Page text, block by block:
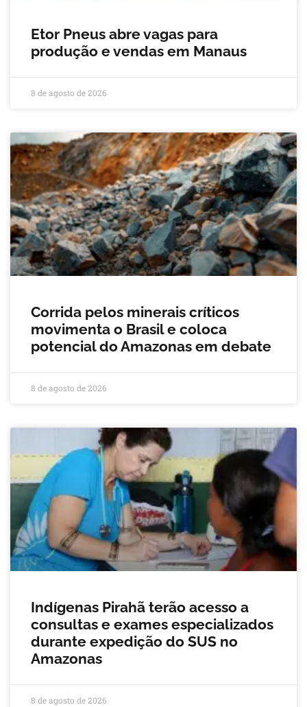
Etor Pneus abre vagas para
produção e vendas em Manaus
8 de agosto de 2026
Corrida pelos minerais críticos
movimenta o Brasil e coloca
potencial do Amazonas em debate
8 de agosto de 2026
Indígenas Pirahã terão acesso a
consultas e exames especializados
durante expedição do SUS no
Amazonas
8 de agosto de 2026